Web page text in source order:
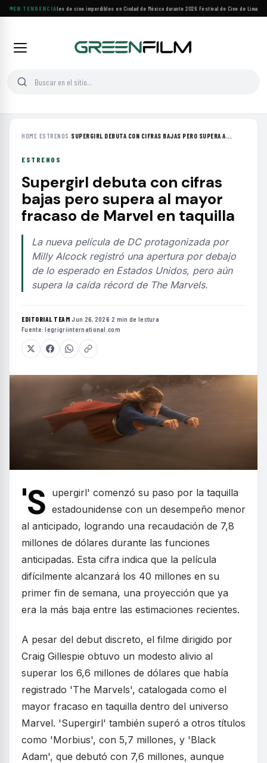
EN TENDENCIA
Cuatro festivales de cine imperdibles en Ciudad de México durante 2026·Festival de Cine de Lima
HOME›ESTRENOS ›SUPERGIRL DEBUTA CON CIFRAS BAJAS PERO SUPERA A...
ESTRENOS
Supergirl debuta con cifras
bajas pero supera al mayor
fracaso de Marvel en taquilla
La nueva película de DC protagonizada por
Milly Alcock registró una apertura por debajo
de lo esperado en Estados Unidos, pero aún
supera la caída récord de The Marvels.
EDITORIAL TEAM·Jun 26, 2026·2 min de lectura·
Fuente:legrigriinternational.com
'S upergirl' comenzó su paso por la taquilla
estadounidense con un desempeño menor
al anticipado, logrando una recaudación de 7,8
millones de dólares durante las funciones
anticipadas. Esta cifra indica que la película
difícilmente alcanzará los 40 millones en su
primer fin de semana, una proyección que ya
era la más baja entre las estimaciones recientes.
A pesar del debut discreto, el filme dirigido por
Craig Gillespie obtuvo un modesto alivio al
superar los 6,6 millones de dólares que había
registrado 'The Marvels', catalogada como el
mayor fracaso en taquilla dentro del universo
Marvel. 'Supergirl' también superó a otros títulos
como 'Morbius', con 5,7 millones, y 'Black
Adam', que debutó con 7,6 millones, aunque